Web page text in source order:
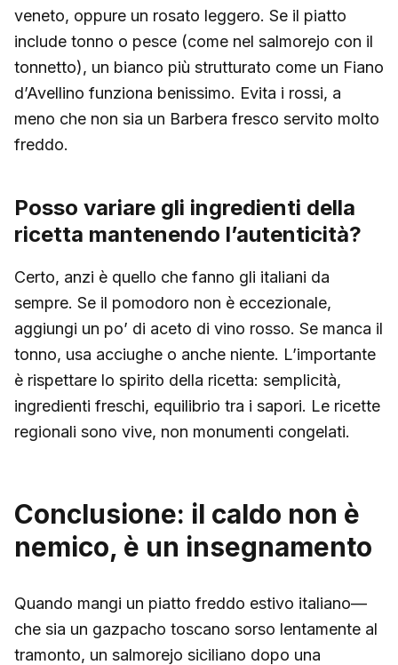
veneto, oppure un rosato leggero. Se il piatto
include tonno o pesce (come nel salmorejo con il
tonnetto), un bianco più strutturato come un Fiano
d’Avellino funziona benissimo. Evita i rossi, a
meno che non sia un Barbera fresco servito molto
freddo.
Posso variare gli ingredienti della
ricetta mantenendo l’autenticità?
Certo, anzi è quello che fanno gli italiani da
sempre. Se il pomodoro non è eccezionale,
aggiungi un po’ di aceto di vino rosso. Se manca il
tonno, usa acciughe o anche niente. L’importante
è rispettare lo spirito della ricetta: semplicità,
ingredienti freschi, equilibrio tra i sapori. Le ricette
regionali sono vive, non monumenti congelati.
Conclusione: il caldo non è
nemico, è un insegnamento
Quando mangi un piatto freddo estivo italiano—
che sia un gazpacho toscano sorso lentamente al
tramonto, un salmorejo siciliano dopo una